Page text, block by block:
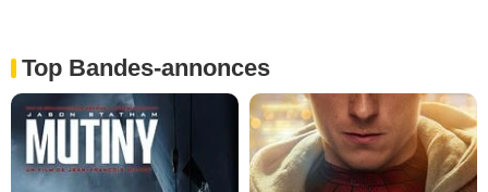
Top Bandes-annonces